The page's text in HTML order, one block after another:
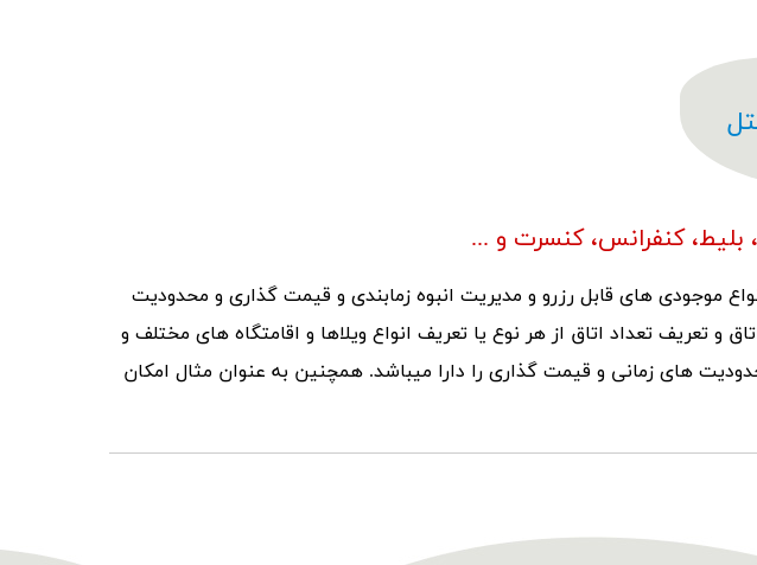
بلیط، کنفرانس، کنسرت و ...
موجودی های قابل رزرو و مدیریت انبوه زمابندی و قیمت گذاری و محدودیت
و تعریف تعداد اتاق از هر نوع یا تعریف انواع ویلاها و اقامتگاه های مختلف و
های زمانی و قیمت گذاری را دارا میباشد. همچنین به عنوان مثال امکان